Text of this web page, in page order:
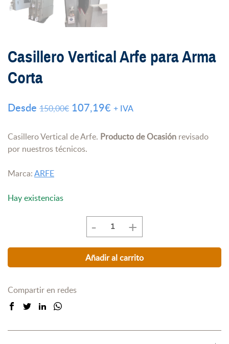
Casillero Vertical Arfe para Arma
Corta
Desde 150,00€ El
original
era:
107,19€ El
actual
+ IVA
Casillero Vertical de Arfe. Producto de Ocasión revisado
por nuestros técnicos.
Marca:ARFE
Hay existencias
-
Casillero
Vertical
Arfe
para
+
Añadir al carrito
Compartir en redes